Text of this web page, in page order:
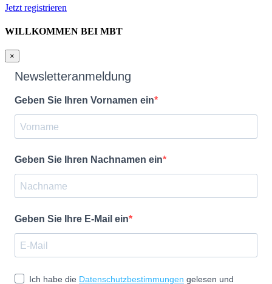
Jetzt registrieren
WILLKOMMEN BEI MBT
×
Newsletteranmeldung
Geben Sie Ihren Vornamen ein
Geben Sie Ihren Nachnamen ein
Geben Sie Ihre E-Mail ein
Ich habe die Datenschutzbestimmungen gelesen und